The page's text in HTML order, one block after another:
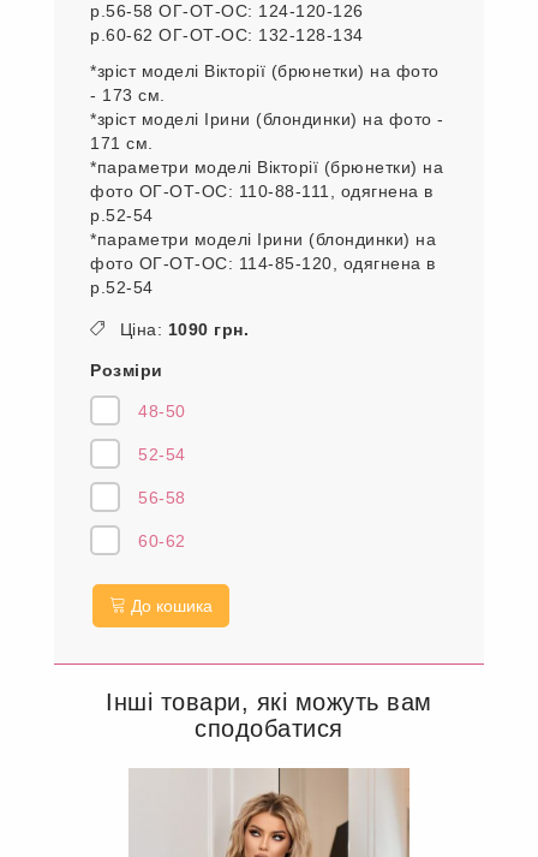
р.56-58 ОГ-ОТ-ОС: 124-120-126
р.60-62 ОГ-ОТ-ОС: 132-128-134
*зріст моделі Вікторії (брюнетки) на фото
- 173 см.
*зріст моделі Ірини (блондинки) на фото -
171 см.
*параметри моделі Вікторії (брюнетки) на
фото ОГ-ОТ-ОС: 110-88-111, одягнена в
р.52-54
*параметри моделі Ірини (блондинки) на
фото ОГ-ОТ-ОС: 114-85-120, одягнена в
р.52-54
Ціна: 1090 грн.
Розміри
48-50
52-54
56-58
60-62
До кошика
Інші товари, які можуть вам
сподобатися